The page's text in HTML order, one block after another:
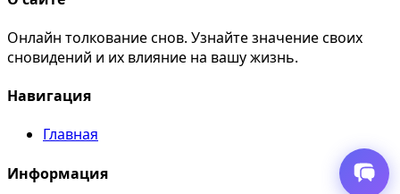
Онлайн толкование снов. Узнайте значение своих
сновидений и их влияние на вашу жизнь.
Навигация
Главная
Информация